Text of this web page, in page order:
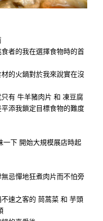
者的我在選擇食物時的首
的火鍋對於我來說實在沒
有 牛羊豬肉片 和 凍豆腐
添我鎖定目標食物的難度
一下 開始大規模展店時起
忌憚地狂煮肉片而不怕旁
速之客的 茼蒿菜 和 芋頭